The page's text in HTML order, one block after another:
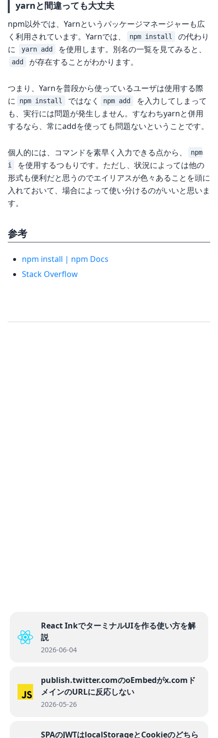
yarnと間違っても大丈夫
npm以外では、Yarnというパッケージマネージャーも広
く利用されています。Yarnでは、
npm install
の代わり
に
yarn add を使用します。別名の一覧を見てみると、
add が存在することがわかります。
つまり、Yarnを普段から使っているユーザは使用する際
に
npm install ではなく npm add
を入力してしまって
も、実行には問題が発生しません。すなわちyarnと併用
するなら、常にaddを使っても問題ないということです。
個人的には、コマンドを素早く入力できる点から、
npm
i
を使用するつもりです。ただし、状況によっては他の
形式も便利だと思うのでエイリアスが色々あることを頭に
入れておいて、場合によって使い分けるのがいいと思いま
す。
参考
npm install | npm Docs
Stack Overflow
React InkでターミナルUIを作る使い方を解
説
2026-06-04
publish.twitter.comのoEmbedがx.comド
メインのURLに反応しない
2026-05-26
SPAのJWTはlocalStorageとCookieのどちら